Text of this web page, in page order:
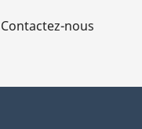
Contactez-nous